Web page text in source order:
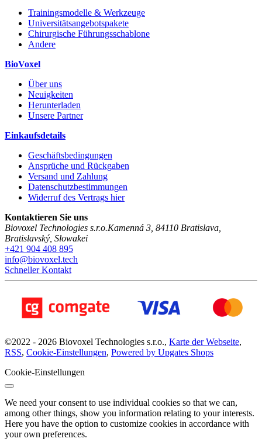
Trainingsmodelle & Werkzeuge
Universitätsangebotspakete
Chirurgische Führungsschablone
Andere
BioVoxel
Über uns
Neuigkeiten
Herunterladen
Unsere Partner
Einkaufsdetails
Geschäftsbedingungen
Ansprüche und Rückgaben
Versand und Zahlung
Datenschutzbestimmungen
Widerruf des Vertrags hier
Kontaktieren Sie uns
Biovoxel Technologies s.r.o.Kamenná 3 84110 Bratislava
Bratislavský Slowakei
+421 904 408 895
info@biovoxel.tech
Schneller Kontakt
©2022 - 2026 Biovoxel Technologies s.r.o., Karte der Webseite,
RSS, Cookie-Einstellungen, Powered by Upgates Shops
Cookie-Einstellungen
We need your consent to use individual cookies so that we can,
among other things, show you information relating to your interests.
Here you have the option to customize cookies in accordance with
your own preferences.